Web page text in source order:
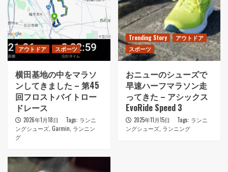
アウトドア スポーツ
横田基地の中をマラソ
ンしてきました – 第45
回フロストバイトロー
ドレース
2026年1月18日 Tags: ランニ
ングシューズ Garmin ランニン
グ
Trending Story
アウトドア
スポーツ
おニューのシューズで
早速ハーフマラソン走
ってきた – アシックス
EvoRide Speed 3
2025年11月15日 Tags: ランニ
ングシューズ, ランニング